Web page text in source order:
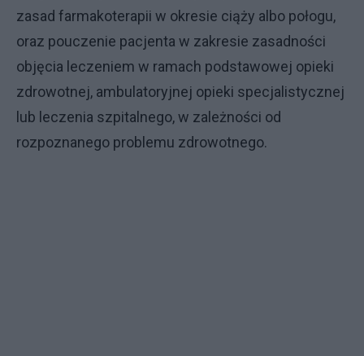
zasad farmakoterapii w okresie ciąży albo połogu,
oraz pouczenie pacjenta w zakresie zasadności
objęcia leczeniem w ramach podstawowej opieki
zdrowotnej, ambulatoryjnej opieki specjalistycznej
lub leczenia szpitalnego, w zależności od
rozpoznanego problemu zdrowotnego.